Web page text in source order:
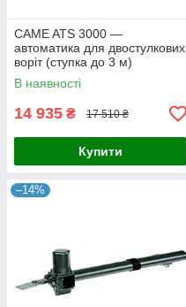
CAME ATS 3000 —
автоматика для двостулкових
воріт (ступка до 3 м)
В наявності
14 935 ₴ 17 510 ₴
Купити
–14%